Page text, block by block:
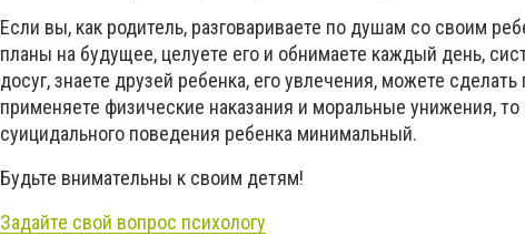
Если вы, как родитель, разговариваете по душам со своим
планы на будущее, целуете его и обнимаете каждый день,
досуг, знаете друзей ребенка, его увлечения, можете
применяете физические наказания и моральные унижения,
суицидального поведения ребенка минимальный.
Будьте внимательны к своим детям!
Задайте свой вопрос психологу